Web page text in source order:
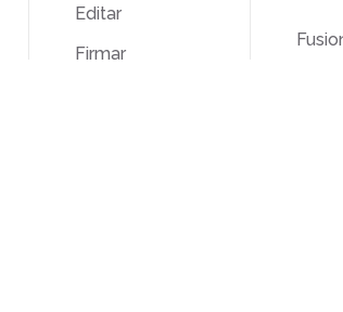
Editar
Firmar